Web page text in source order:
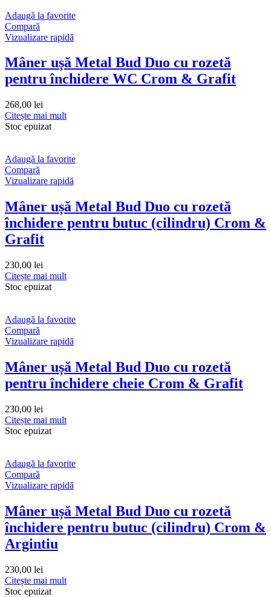
Adaugă la favorite
Compară
Vizualizare rapidă
Mâner ușă Metal Bud Duo cu rozetă
pentru închidere WC Crom & Grafit
268,00 lei
Citește mai mult
Stoc epuizat
Adaugă la favorite
Compară
Vizualizare rapidă
Mâner ușă Metal Bud Duo cu rozetă
închidere pentru butuc (cilindru) Crom &
Grafit
230,00 lei
Citește mai mult
Stoc epuizat
Adaugă la favorite
Compară
Vizualizare rapidă
Mâner ușă Metal Bud Duo cu rozetă
pentru închidere cheie Crom & Grafit
230,00 lei
Citește mai mult
Stoc epuizat
Adaugă la favorite
Compară
Vizualizare rapidă
Mâner ușă Metal Bud Duo cu rozetă
închidere pentru butuc (cilindru) Crom &
Argintiu
230,00 lei
Citește mai mult
Stoc epuizat